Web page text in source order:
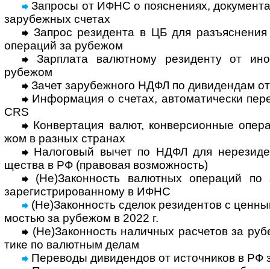
Запросы от ИФНС о поясне­ниях,
зару­беж­ных счетах
Запрос резидента в ЦБ для
опе­ра­ций за ру­бежом
Зарплата валютному резиденту от
рубежом
Зачет зарубежного НДФЛ по дивидендам
Информация о счетах, автома­тически
CRS
Конвертация валют, конверсионные
жом в раз­ных странах
Налоговый вычет по НДФЛ для
щества в РФ (право­вая воз­мож­ность)
(Не)Законность валютных операций по
заре­гист­ри­ро­ван­ному в ИФНС
(Не)Законность сделок резидентов с
мостью за рубежом в 2022 г.
(Не)Законность наличных расчетов за
тике по валют­ным делам
Переводы дивидендов от источников в РФ